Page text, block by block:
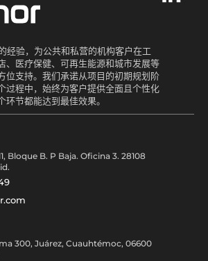
经验，为公共和私营的机构客户在工
、医疗保健、可再生能源和城市发展等
位支持。我们承诺从项目的初期规划阶
过程中，始终为客户提供全面且个性化
环节都能达到最佳效果。
Bloque B. P Baja. Oficina 3. 28108
300, Juárez, Cuauhtémoc, 06600